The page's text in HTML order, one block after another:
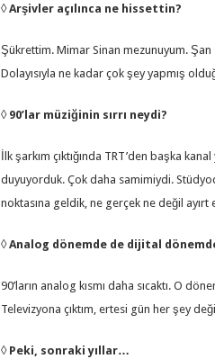
◊Arşivler açılınca ne hissettin?
Şükrettim. Mimar Sinan mezunuyum.
Dolayısıyla ne kadar çok şey yapmış
◊90’lar müziğinin sırrı neydi?
İlk şarkım çıktığında TRT’den başka
duyuyorduk. Çok daha samimiydi.
noktasına geldik, ne gerçek ne değil ayırt
◊Analog dönemde de dijital
90’ların analog kısmı daha sıcaktı. O
Televizyona çıktım, ertesi gün her şey
◊Peki, sonraki yıllar…